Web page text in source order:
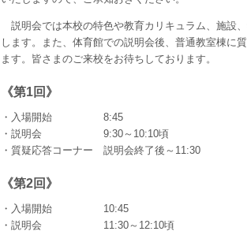
説明会では本校の特色や教育カリキュラム、施設
します。また、体育館での説明会後、普通教室棟に
ます。皆さまのご来校をお待ちしております。
《第1回》
・入場開始 8:45
・説明会 9:30～10:10頃
・質疑応答コーナー 説明会終了後～11:30
《第2回》
・入場開始 10:45
・説明会 11:30～12:10頃